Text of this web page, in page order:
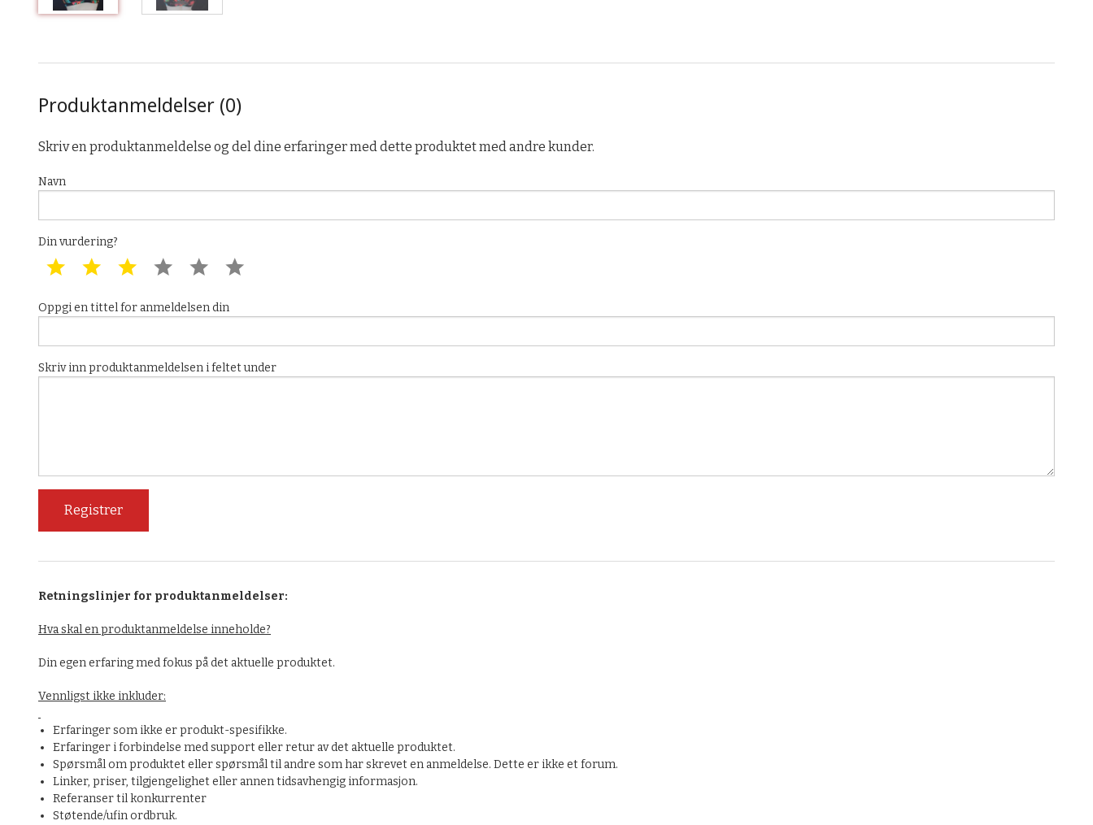
Produktanmeldelser (0)
Skriv en produktanmeldelse og del dine erfaringer med dette produktet med andre kunder.
Navn
Din vurdering?
1 star 2 star 3 star 4 star 5 star
Oppgi en tittel for anmeldelsen din
Skriv inn produktanmeldelsen i feltet under
Retningslinjer for produktanmeldelser:
Hva skal en produktanmeldelse inneholde?
Din egen erfaring med fokus på det aktuelle produktet.
Vennligst ikke inkluder:
Erfaringer som ikke er produkt-spesifikke.
Erfaringer i forbindelse med support eller retur av det aktuelle produktet.
Spørsmål om produktet eller spørsmål til andre som har skrevet en anmeldelse. Dette er ikke et forum.
Linker, priser, tilgjengelighet eller annen tidsavhengig informasjon.
Referanser til konkurrenter
Støtende/ufin ordbruk.